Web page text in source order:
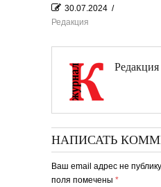
30.07.2024 /
Редакция
Редакция
НАПИСАТЬ
Ваш email адрес не
поля помечены *